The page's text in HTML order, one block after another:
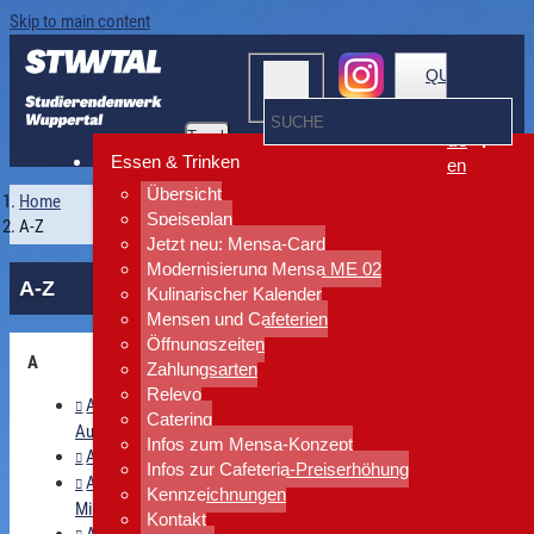
Skip to main content
Toggle
navigation
Essen & Trinken
Übersicht
Speiseplan
Jetzt neu: Mensa-Card
Modernisierung Mensa ME 02
Kulinarischer Kalender
Mensen und Cafeterien
Öffnungszeiten
Zahlungsarten
Relevo
Catering
Infos zum Mensa-Konzept
Infos zur Cafeteria-Preiserhöhung
Kennzeichnungen
Kontakt
QUICKLINKS
de
en
Home
A-Z
A-Z
A
Akademisches
Auslandsamt(AAA)
Aktuelles
Allgemeine
Mietbedingungen